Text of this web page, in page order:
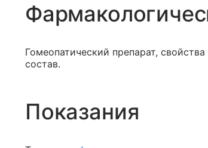
Гомеопатический препарат,
состав.
Показания